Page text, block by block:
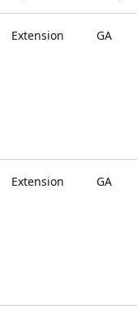
Extension GA
Extension GA